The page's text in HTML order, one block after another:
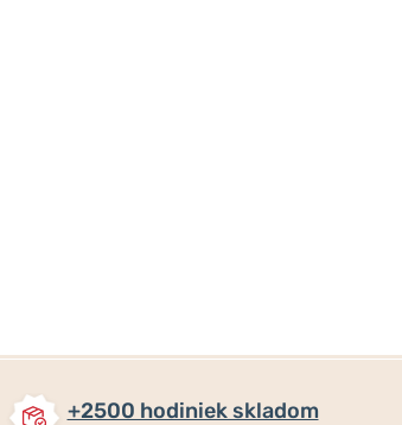
+2500 hodiniek skladom